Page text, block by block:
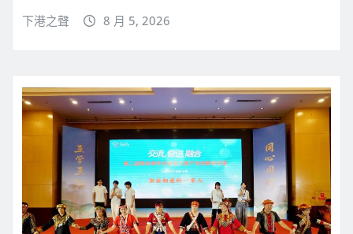
下港之聲 8 月 5, 2026